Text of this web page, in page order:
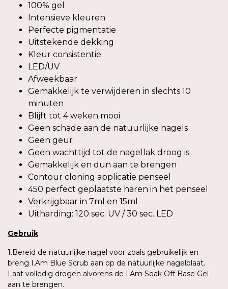
100% gel
Intensieve kleuren
Perfecte pigmentatie
Uitstekende dekking
Kleur consistentie
LED/UV
Afweekbaar
Gemakkelijk te verwijderen in slechts 10
minuten
Blijft tot 4 weken mooi
Geen schade aan de natuurlijke nagels
Geen geur
Geen wachttijd tot de nagellak droog is
Gemakkelijk en dun aan te brengen
Contour cloning applicatie penseel
450 perfect geplaatste haren in het penseel
Verkrijgbaar in 7ml en 15ml
Uitharding: 120 sec. UV / 30 sec. LED
Gebruik
1.Bereid de natuurlijke nagel voor zoals gebruikelijk en
breng I.Am Blue Scrub aan op de natuurlijke nagelplaat.
Laat volledig drogen alvorens de I.Am Soak Off Base Gel
aan te brengen.